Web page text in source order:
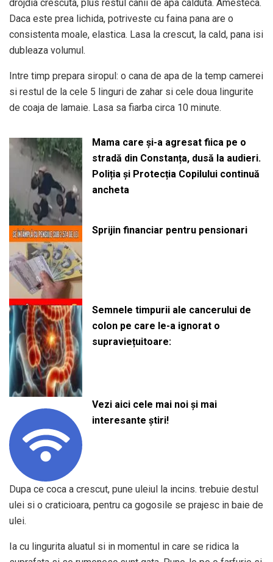
drojdia crescuta, plus restul canii de apa calduta. Amesteca.
Daca este prea lichida, potriveste cu faina pana are o
consistenta moale, elastica. Lasa la crescut, la cald, pana isi
dubleaza volumul.
Intre timp prepara siropul: o cana de apa de la temp camerei
si restul de la cele 5 linguri de zahar si cele doua lingurite
de coaja de lamaie. Lasa sa fiarba circa 10 minute.
Mama care și-a agresat fiica pe o
stradă din Constanța, dusă la audieri.
Poliția și Protecția Copilului continuă
ancheta
Sprijin financiar pentru pensionari
Semnele timpurii ale cancerului de
colon pe care le-a ignorat o
supraviețuitoare:
Vezi aici cele mai noi și mai
interesante știri!
Dupa ce coca a crescut, pune uleiul la incins. trebuie destul
ulei si o craticioara, pentru ca gogosile se prajesc in baie de
ulei.
Ia cu lingurita aluatul si in momentul in care se ridica la